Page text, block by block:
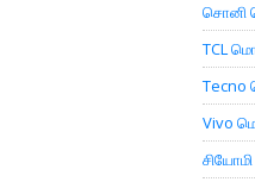
சொனி
TCL
Vivo